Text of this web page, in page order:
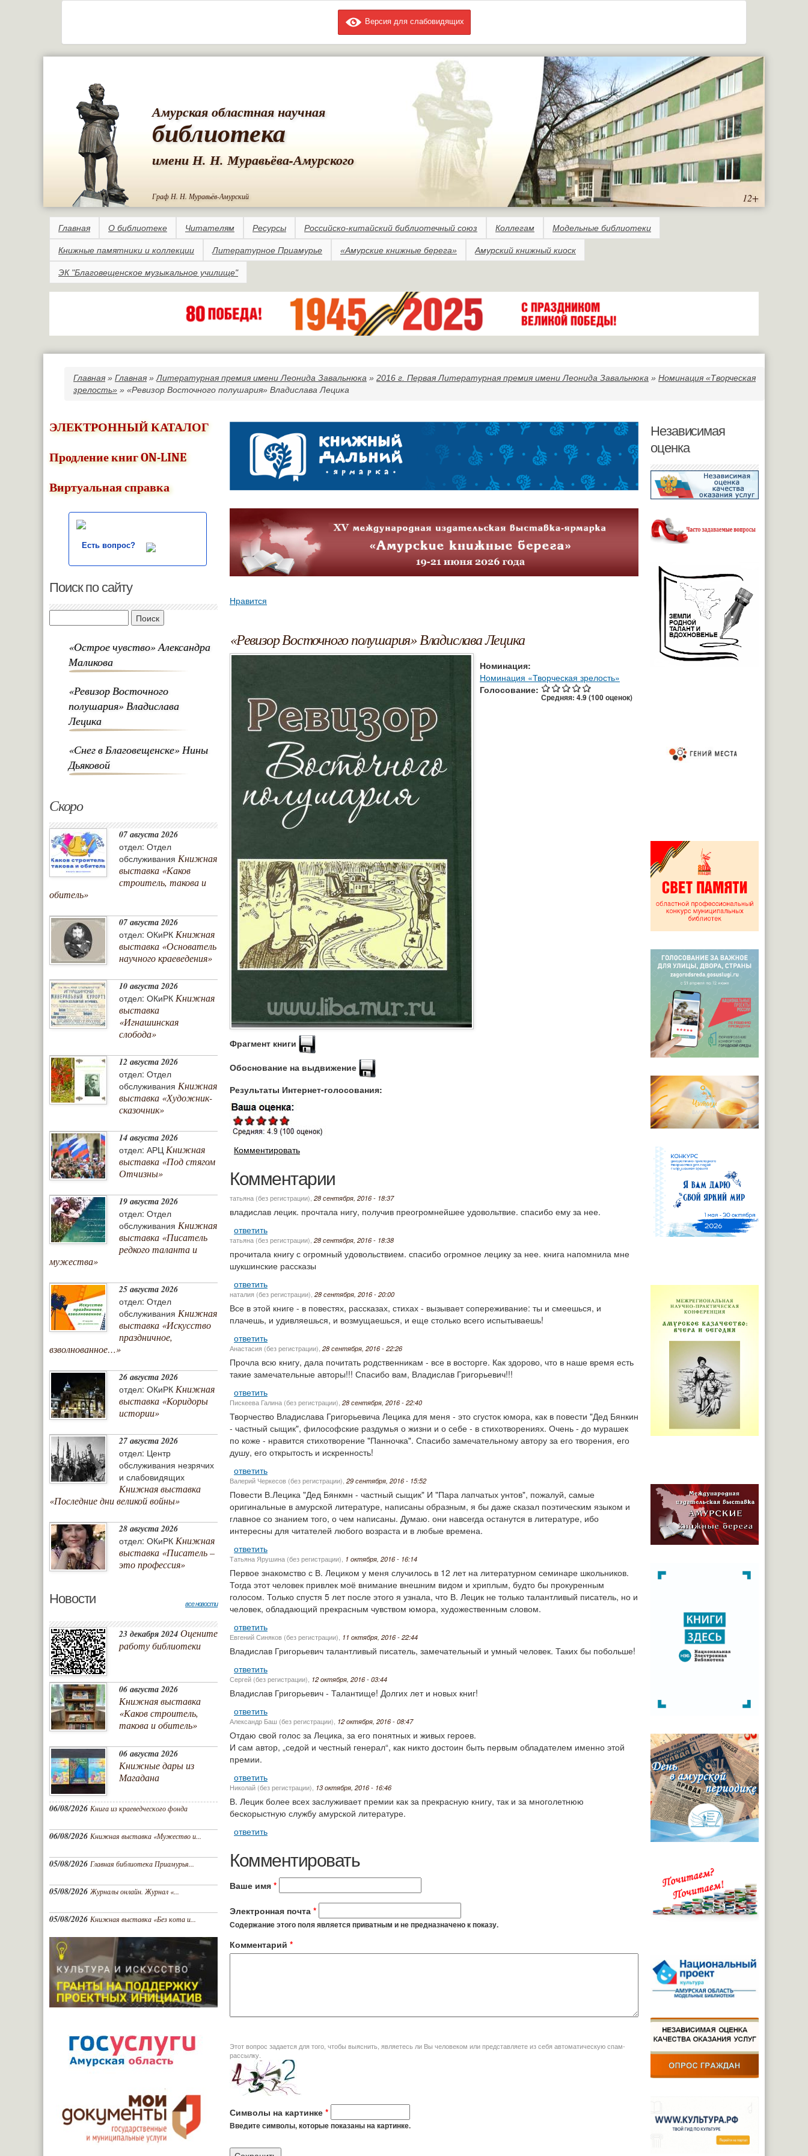
Версия для слабовидящих
Амурская областная научная
библиотека
имени Н. Н. Муравьёва-Амурского
Граф Н. Н. Муравьёв-Амурский 12+
Главная О библиотеке Читателям Ресурсы Российско-китайский библиотечный союз Коллегам Модельные библиотеки
Книжные памятники и коллекции Литературное Приамурье «Амурские книжные берега» Амурский книжный киоск
ЭК "Благовещенское музыкальное училище"
Вы здесь
Главная » Главная »Литературная премия имени Леонида Завальнюка » 2016 г. Первая Литературная премия имени Леонида Завальнюка » Номинация «Творческая
зрелость» » «Ревизор Восточного полушария» Владислава Лецика
ЭЛЕКТРОННЫЙ КАТАЛОГ
Продление книг ON-LINE
Виртуальная справка
Есть вопрос?
Поиск по сайту
«Острое чувство» Александра
Маликова
«Ревизор Восточного
полушария» Владислава
Лецика
«Снег в Благовещенске» Нины
Дьяковой
Скоро
07 августа 2026
отдел: Отдел
обслуживания Книжная
выставка «Каков
строитель, такова и
обитель»
07 августа 2026
отдел: ОКиРК Книжная
выставка «Основатель
научного краеведения»
10 августа 2026
отдел: ОКиРК Книжная
выставка
«Игнашинская
слобода»
12 августа 2026
отдел: Отдел
обслуживания Книжная
выставка «Художник-
сказочник»
14 августа 2026
отдел: АРЦ Книжная
выставка «Под стягом
Отчизны»
19 августа 2026
отдел: Отдел
обслуживания Книжная
выставка «Писатель
редкого таланта и
мужества»
25 августа 2026
отдел: Отдел
обслуживания Книжная
выставка «Искусство
праздничное,
взволнованное…»
26 августа 2026
отдел: ОКиРК Книжная
выставка «Коридоры
истории»
27 августа 2026
отдел: Центр
обслуживания незрячих
и слабовидящих
Книжная выставка
«Последние дни великой войны»
28 августа 2026
отдел: ОКиРК Книжная
выставка «Писатель –
это профессия»
Новости все новости
23 декабря 2024 Оцените
работу библиотеки
06 августа 2026
Книжная выставка
«Каков строитель,
такова и обитель»
06 августа 2026
Книжные дары из
Магадана
06/08/2026 Книга из краеведческого фонда
06/08/2026 Книжная выставка «Мужество и...
05/08/2026 Главная библиотека Приамурья...
05/08/2026Журналы онлайн. Журнал «...
05/08/2026 Книжная выставка «Без кота и...
Нравится
«Ревизор Восточного полушария» Владислава Лецика
Номинация:
Номинация «Творческая зрелость»
Голосование:
Средняя: 4.9 (100оценок)
Фрагмент книги
Обоснование на выдвижение
Результаты Интернет-голосования:
Комментировать
Комментарии
татьяна (без регистрации), 28 сентября, 2016 - 18:37
владислав лецик. прочтала нигу, получив преогромнейшее удовольтвие. спасибо ему за нее.
ответить
татьяна (без регистрации), 28 сентября, 2016 - 18:38
прочитала книгу с огромный удовольствием. спасибо огромное лецику за нее. книга напомнила мне
шукшинские рассказы
ответить
наталия (без регистрации), 28 сентября, 2016 - 20:00
Все в этой книге - в повестях, рассказах, стихах - вызывает сопереживание: ты и смеешься, и
плачешь, и удивляешься, и возмущаешься, и еще столько всего испытываешь!
ответить
Анастасия (без регистрации), 28 сентября, 2016 - 22:26
Прочла всю книгу, дала почитать родственникам - все в восторге. Как здорово, что в наше время есть
такие замечательные авторы!!! Спасибо вам, Владислав Григорьевич!!!
ответить
Пискеева Галина (без регистрации), 28 сентября, 2016 - 22:40
Творчество Владислава Григорьевича Лецика для меня - это сгусток юмора, как в повести "Дед Бянкин
- частный сыщик", философские раздумья о жизни и о себе - в стихотворениях. Очень - до мурашек
по коже - нравится стихотворение "Панночка". Спасибо замечательному автору за его творения, его
душу, его открытость и искренность!
ответить
Валерий Черкесов (без регистрации), 29 сентября, 2016 - 15:52
Повести В.Лецика "Дед Бянкмн - частный сыщик" И "Пара лапчатых унтов", пожалуй, самые
оригинальные в амурской литературе, написаны образным, я бы даже сказал поэтическим языком и
главное со знанием того, о чем написаны. Думаю. они навсегда останутся в литературе, ибо
интересны для читателей любого возраста и в любые времена.
ответить
Татьяна Ярушина (без регистрации), 1 октября, 2016 - 16:14
Первое знакомство с В. Лециком у меня случилось в 12 лет на литературном семинаре школьников.
Тогда этот человек привлек моё внимание внешним видом и хриплым, будто бы прокуренным
голосом. Только спустя 5 лет после этого я узнала, что В. Лецик не только талантливый писатель, но и
человек, обладающий прекрасным чувством юмора, художественным словом.
ответить
Евгений Синяков (без регистрации), 11 октября, 2016 - 22:44
Владислав Григорьевич талантливый писатель, замечательный и умный человек. Таких бы побольше!
ответить
Сергей (без регистрации), 12 октября, 2016 - 03:44
Владислав Григорьевич - Талантище! Долгих лет и новых книг!
ответить
Александр Баш (без регистрации), 12 октября, 2016 - 08:47
Отдаю свой голос за Лецика, за его понятных и живых героев.
И сам автор, „седой и честный генерал“, как никто достоин быть первым обладателем именно этой
премии.
ответить
Николай (без регистрации), 13 октября, 2016 - 16:46
В. Лецик более всех заслуживает премии как за прекрасную книгу, так и за многолетнюю
бескорыстную службу амурской литературе.
ответить
Комментировать
Ваше имя *
Электронная почта *
Содержание этого поля является приватным и не предназначено к показу.
Комментарий *
Этот вопрос задается для того, чтобы выяснить, являетесь ли Вы человеком или представляете из себя автоматическую спам-
рассылку.
Символы на картинке *
Введите символы, которые показаны на картинке.
Независимая
оценка